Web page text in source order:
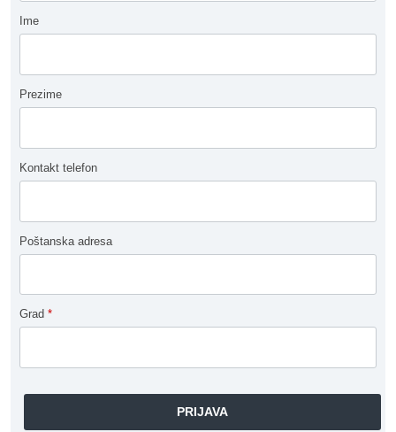
Ime
Prezime
Kontakt telefon
Poštanska adresa
Grad *